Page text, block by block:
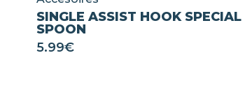
SINGLE ASSIST HOOK SPECIAL
SPOON
5.99€